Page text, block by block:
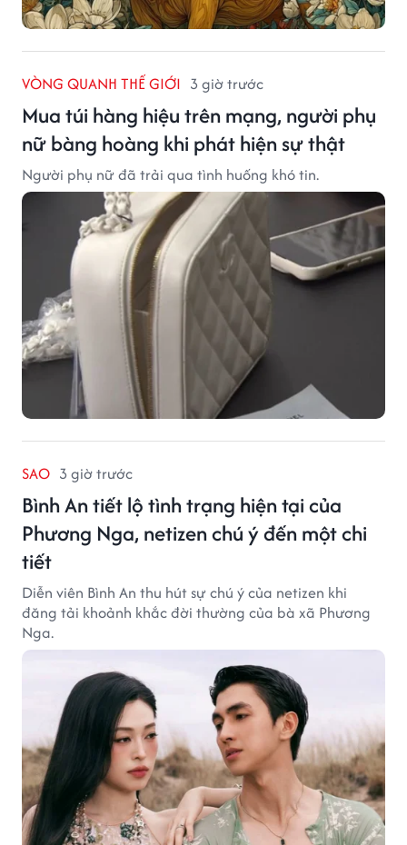
VÒNG QUANH THẾ GIỚI 3 giờ trước
Mua túi hàng hiệu trên mạng, người phụ
nữ bàng hoàng khi phát hiện sự thật
Người phụ nữ đã trải qua tình huống khó tin.
SAO 3 giờ trước
Bình An tiết lộ tình trạng hiện tại của
Phương Nga, netizen chú ý đến một chi
tiết
Diễn viên Bình An thu hút sự chú ý của netizen khi
đăng tải khoảnh khắc đời thường của bà xã Phương
Nga.